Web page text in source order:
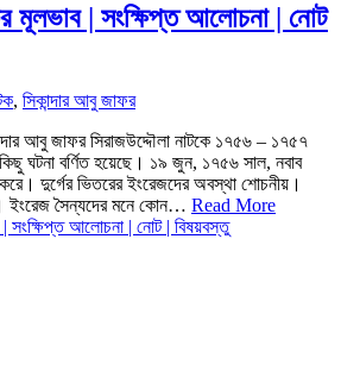
মূলভাব | সংক্ষিপ্ত আলোচনা | নোট
, সিকান্দার আবু জাফর
আবু জাফর সিরাজউদ্দৌলা নাটকে ১৭৫৬ – ১৭৫৭
কিছু ঘটনা বর্ণিত হয়েছে। ১৯ জুন, ১৭৫৬ সাল, নবাব
দুর্গের ভিতরের ইংরেজদের অবস্থা শোচনীয়।
ইংরেজ সৈন্যদের মনে কোন… Read More
| সংক্ষিপ্ত আলোচনা | নোট | বিষয়বস্তু